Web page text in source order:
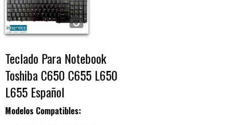
Teclado Para Notebook
Toshiba C650 C655 L650
L655 Español
Modelos Compatibles: